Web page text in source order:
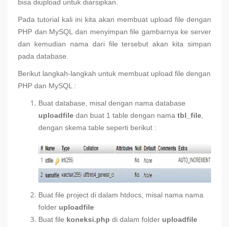
bisa diupload untuk diarsipkan.
Pada tutorial kali ini kita akan membuat upload file dengan
PHP dan MySQL dan menyimpan file gambarnya ke server
dan kemudian nama dari file tersebut akan kita simpan
pada database.
Berikut langkah-langkah untuk membuat upload file dengan
PHP dan MySQL :
Buat database, misal dengan nama database
uploadfile dan buat 1 table dengan nama tbl_file
dengan skema table seperti berikut :
Buat file project di dalam htdocs, misal nama nama
folder uploadfile
Buat file koneksi.php di dalam folder uploadfile